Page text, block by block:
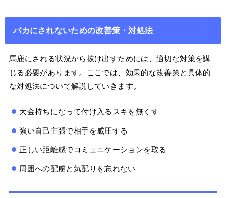
バカにされないための改善策・対処法
馬鹿にされる状況から抜け出すためには、適切な対策を講
じる必要があります。ここでは、効果的な改善策と具体的
な対処法について解説していきます。
大金持ちになって付け入るスキを無くす
強い自己主張で相手を威圧する
正しい距離感でコミュニケーションを取る
周囲への配慮と気配りを忘れない